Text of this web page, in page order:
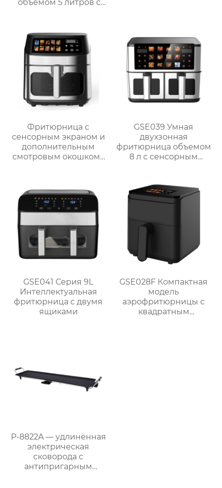
объемом 5 литров с
приготовления на
пару, варки, тушения и
жарки.
Фритюрница с
сенсорным экраном и
дополнительным
смотровым окошком |
GSE039 Умная
двухзонная
фритюрница объемом
8 л с сенсорным
GSE041 Серия 9L
Интеллектуальная
фритюрница с двумя
ящиками
GSE028F Компактная
модель
аэрофритюрницы с
квадратным
P-8822A — удлинённая
электрическая
сковорода с
антипригарным